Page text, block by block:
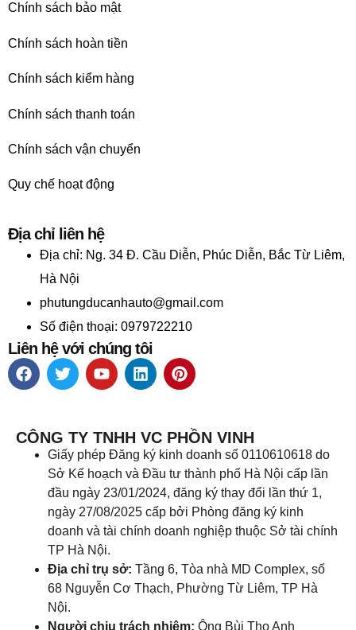
Chính sách bảo mật
Chính sách hoàn tiền
Chính sách kiểm hàng
Chính sách thanh toán
Chính sách vận chuyển
Quy chế hoạt động
Địa chỉ liên hệ
Địa chỉ: Ng. 34 Đ. Cầu Diễn, Phúc Diễn, Bắc Từ Liêm,
Hà Nội
phutungducanhauto@gmail.com
Số điện thoại: 0979722210
Liên hệ với chúng tôi
CÔNG TY TNHH VC PHỒN VINH
Giấy phép Đăng ký kinh doanh số 0110610618 do
Sở Kế hoạch và Đầu tư thành phố Hà Nội cấp lần
đầu ngày 23/01/2024, đăng ký thay đổi lần thứ 1,
ngày 27/08/2025 cấp bởi Phòng đăng ký kinh
doanh và tài chính doanh nghiệp thuộc Sở tài chính
TP Hà Nội.
Địa chỉ trụ sở: Tầng 6, Tòa nhà MD Complex, số
68 Nguyễn Cơ Thạch, Phường Từ Liêm, TP Hà
Nội.
Người chịu trách nhiệm: Ông Bùi Thọ Anh